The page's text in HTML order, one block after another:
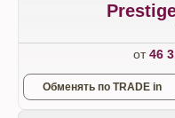
от46
Обменять по TRADE in